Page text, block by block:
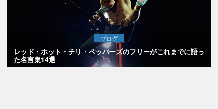
ブログ
レッド・ホット・チリ・ペッパーズのフリーがこれまでに語っ
た名言集14選